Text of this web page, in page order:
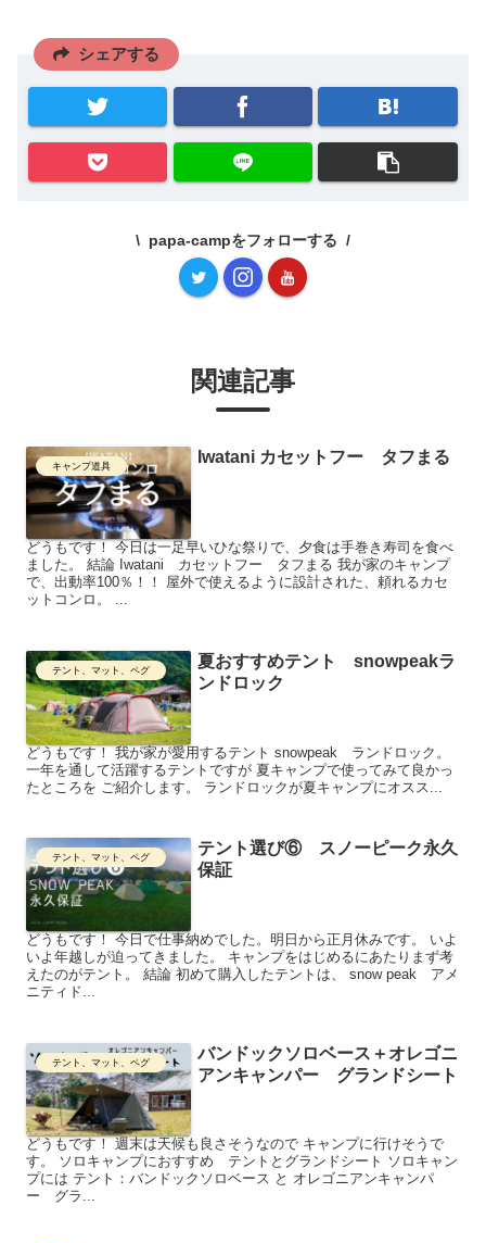
シェアする
papa-campをフォローする
関連記事
キャンプ道具 Iwatani カセットフー タフまる
どうもです！ 今日は一足早いひな祭りで、夕食は手巻き寿司を食べ
ました。 結論 Iwatani カセットフー タフまる 我が家のキャンプ
で、出動率100％！！ 屋外で使えるように設計された、頼れるカセ
ットコンロ。 ...
テント、マット、ペグ
夏おすすめテント snowpeakラ
ンドロック
どうもです！ 我が家が愛用するテント snowpeak ランドロック。
一年を通して活躍するテントですが 夏キャンプで使ってみて良かっ
たところを ご紹介します。 ランドロックが夏キャンプにオスス...
テント、マット、ペグ
テント選び⑥ スノーピーク永久
保証
どうもです！ 今日で仕事納めでした。明日から正月休みです。 いよ
いよ年越しが迫ってきました。 キャンプをはじめるにあたりまず考
えたのがテント。 結論 初めて購入したテントは、 snow peak アメ
ニティド...
テント、マット、ペグ
バンドックソロベース＋オレゴニ
アンキャンパー グランドシート
どうもです！ 週末は天候も良さそうなので キャンプに行けそうで
す。 ソロキャンプにおすすめ テントとグランドシート ソロキャン
プには テント：バンドックソロベース と オレゴニアンキャンパ
ー グラ...